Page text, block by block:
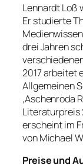
Lennardt Loß
Er studierte
drei Jahren
2017 arbeitet
Allgemeinen
‚Aschenroda
Literaturpreis
erscheint im
von Michael
Preise und